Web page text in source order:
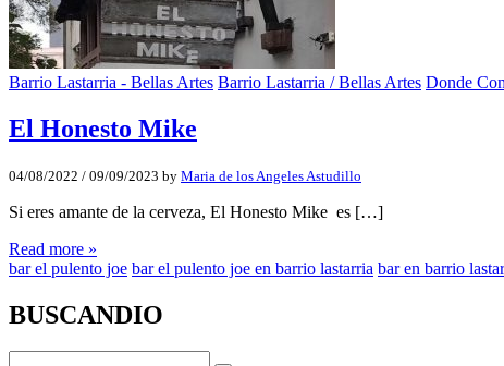
Barrio Lastarria - Bellas Artes Barrio Lastarria / Bellas Artes Donde
El Honesto Mike
04/08/2022 / 09/09/2023 by Maria de los Angeles Astudillo
Si eres amante de la cerveza, El Honesto Mike es […]
Read more »
bar el pulento joe bar el pulento joe en barrio lastarria bar en barrio
BUSCANDIO